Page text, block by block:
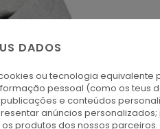
DADOS
ou tecnologia
pessoal (como os teus
e conteúdos
anúncios
produtos dos nossos